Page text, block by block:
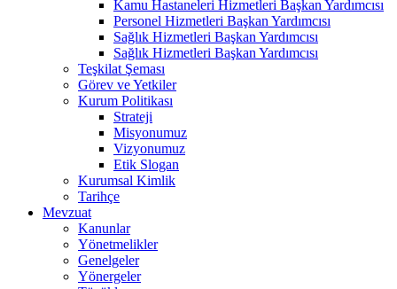
Kamu Hastaneleri Hizmetleri Başkan Yardımcısı
Personel Hizmetleri Başkan Yardımcısı
Sağlık Hizmetleri Başkan Yardımcısı
Sağlık Hizmetleri Başkan Yardımcısı
Teşkilat Şeması
Görev ve Yetkiler
Kurum Politikası
Strateji
Misyonumuz
Vizyonumuz
Etik Slogan
Kurumsal Kimlik
Tarihçe
Mevzuat
Kanunlar
Yönetmelikler
Genelgeler
Yönergeler